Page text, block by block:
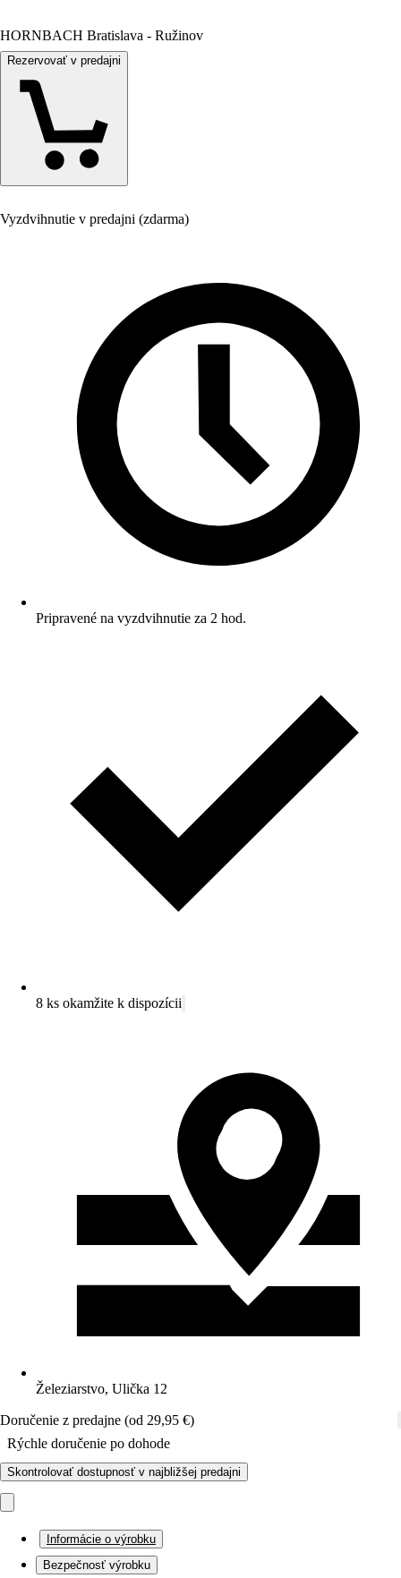
HORNBACH Bratislava - Ružinov
Rezervovať v predajni
Vyzdvihnutie v predajni (zdarma)
Pripravené na vyzdvihnutie za 2 hod.
8 ks okamžite k dispozícii
Železiarstvo, Ulička 12
Doručenie z predajne (od 29,95 €)
Rýchle doručenie po dohode
Skontrolovať dostupnosť v najbližšej predajni
Informácie o výrobku
Bezpečnosť výrobku